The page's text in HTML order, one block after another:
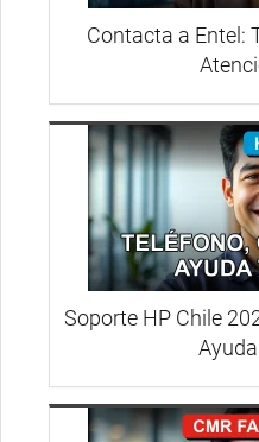
Contacta a Entel:
Soporte HP Chile